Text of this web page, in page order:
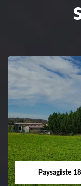
Paysagiste 18